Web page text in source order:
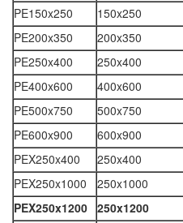
PE150x250
150x250
PE200x350
200x350
PE250x400
250x400
PE400x600
400x600
PE500x750
500x750
PE600x900
600x900
PEX250x400
250x400
PEX250x1000
250x1000
PEX250x1200 250x1200